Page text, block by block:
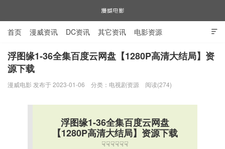
漫威电影

首页 漫威资讯 DC资讯 其它资讯 电影资源
电视剧资源 漫威图片
浮图缘1-36全集百度云网盘【1280P高清大结局】资
源下载
漫威电影 发布于 2023-01-06 分类： 电视剧资源 阅读(274)
浮图缘1-36全集百度云网盘
【1280P高清大结局】资源下载
☟☟☟☟☟☟